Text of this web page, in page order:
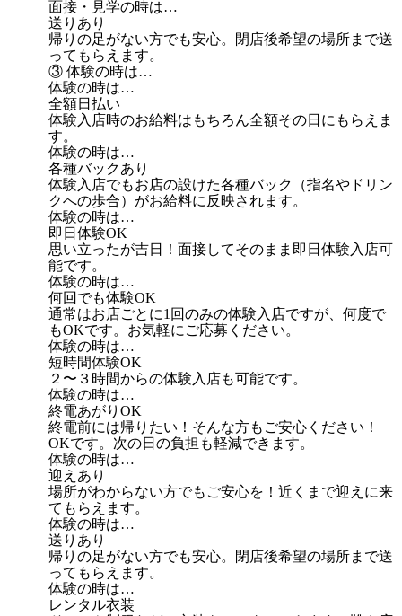
面接・見学の時は…
送りあり
帰りの足がない方でも安心。閉店後希望の場所まで送
ってもらえます。
③ 体験の時は…
体験の時は…
全額日払い
体験入店時のお給料はもちろん全額その日にもらえま
す。
体験の時は…
各種バックあり
体験入店でもお店の設けた各種バック（指名やドリン
クへの歩合）がお給料に反映されます。
体験の時は…
即日体験OK
思い立ったが吉日！面接してそのまま即日体験入店可
能です。
体験の時は…
何回でも体験OK
通常はお店ごとに1回のみの体験入店ですが、何度で
もOKです。お気軽にご応募ください。
体験の時は…
短時間体験OK
２〜３時間からの体験入店も可能です。
体験の時は…
終電あがりOK
終電前には帰りたい！そんな方もご安心ください！
OKです。次の日の負担も軽減できます。
体験の時は…
迎えあり
場所がわからない方でもご安心を！近くまで迎えに来
てもらえます。
体験の時は…
送りあり
帰りの足がない方でも安心。閉店後希望の場所まで送
ってもらえます。
体験の時は…
レンタル衣装